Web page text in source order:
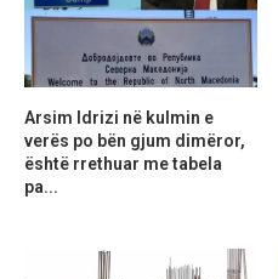
Arsim Idrizi në kulmin e
verës po bën gjum dimëror,
është rrethuar me tabela
pa...